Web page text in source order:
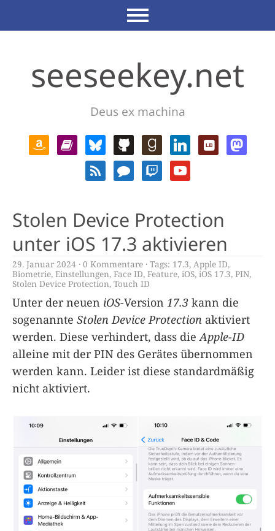
seeseekey.net
Deus ex machina
Stolen Device Protection
unter iOS 17.3 aktivieren
29. Januar 2024 0 Kommentare Tags: 17.3, Apple ID,
Biometrie, Einstellungen, Face ID, Feature, iOS, iOS 17.3, PIN,
Stolen Device Protection, Touch ID
Unter der neuen iOS-Version 17.3 kann die
sogenannte Stolen Device Protection aktiviert
werden. Diese verhindert, dass die Apple-ID
alleine mit der PIN des Gerätes übernommen
werden kann. Leider ist diese standardmäßig
nicht aktiviert.